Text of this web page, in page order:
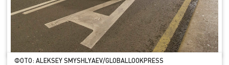
ФОТО: ALEKSEY SMYSHLYAEV/GLOBALLOOKPRESS